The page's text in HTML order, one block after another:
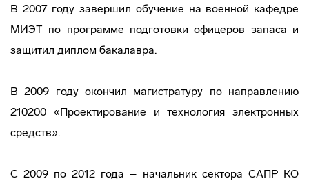
В 2007 году завершил обучение на военной кафедре
МИЭТ по программе подготовки офицеров запаса и
защитил диплом бакалавра.
В 2009 году окончил магистратуру по направлению
210200 «Проектирование и технология электронных
средств».
С 2009 по 2012 года – начальник сектора САПР КО